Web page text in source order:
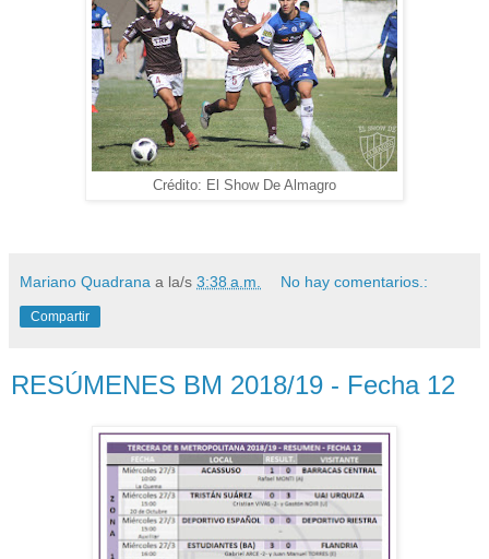
Crédito: El Show De Almagro
Mariano Quadrana a la/s 3:38 a.m. No hay comentarios.:
Compartir
RESÚMENES BM 2018/19 - Fecha 12